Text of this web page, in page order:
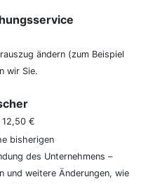
ändern (zum Beispiel
wir Sie.
12,50 €
bisherigen
des Unternehmens –
und weitere Änderungen, wie